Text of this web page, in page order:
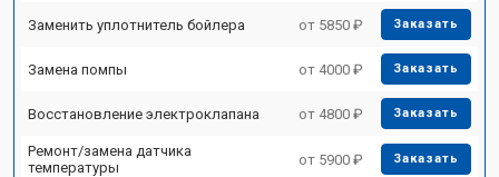
Заменить уплотнитель бойлера от 5850 ₽ Заказать
Замена помпы от 4000 ₽ Заказать
Восстановление электроклапана от 4800 ₽ Заказать
Ремонт/замена датчика
температуры
от 5900 ₽ Заказать